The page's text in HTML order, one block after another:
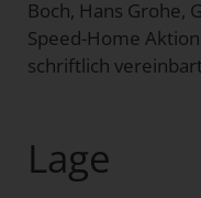
Boch, Hans Grohe,
Speed-Home
schriftlich
Lage